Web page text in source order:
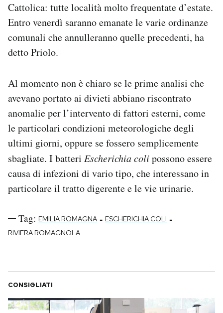
Cattolica: tutte località molto frequentate d’estate.
Entro venerdì saranno emanate le varie ordinanze
comunali che annulleranno quelle precedenti, ha
detto Priolo.
Al momento non è chiaro se le prime analisi che
avevano portato ai divieti abbiano riscontrato
anomalie per l’intervento di fattori esterni, come
le particolari condizioni meteorologiche degli
ultimi giorni, oppure se fossero semplicemente
sbagliate. I batteri Escherichia colipossono essere
causa di infezioni di vario tipo, che interessano in
particolare il tratto digerente e le vie urinarie.
Tag: EMILIA ROMAGNA - ESCHERICHIA COLI -
RIVIERA ROMAGNOLA
CONSIGLIATI